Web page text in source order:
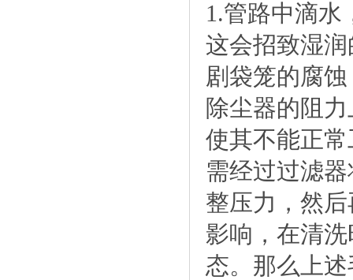
1.管路中滴水
这会招致湿
剧袋笼的腐
除尘器的阻
使其不能正
需经过过滤
整压力，然
影响，在清
态。那么上